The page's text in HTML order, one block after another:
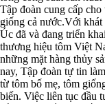
Tập đoàn cung cấp
giống cả nước.Với
Úc đã và đang triển
thương hiệu tôm Việt
những mặt hàng thủy
nay, Tập đoàn tự tin
từ tôm bố mẹ, tôm
biến. Việc liên tục đầu